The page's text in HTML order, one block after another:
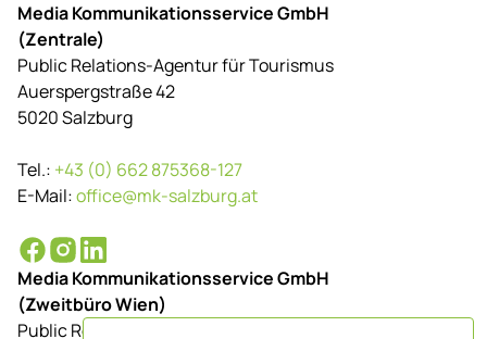
Media Kommunikationsservice GmbH
(Zentrale)
Public Relations-Agentur für Tourismus
Auerspergstraße 42
5020 Salzburg
Tel.: +43 (0) 662 875368-127
E-Mail:office@mk-salzburg.at
Media Kommunikationsservice GmbH
(Zweitbüro Wien)
Public Relations-Agentur für Tourismus